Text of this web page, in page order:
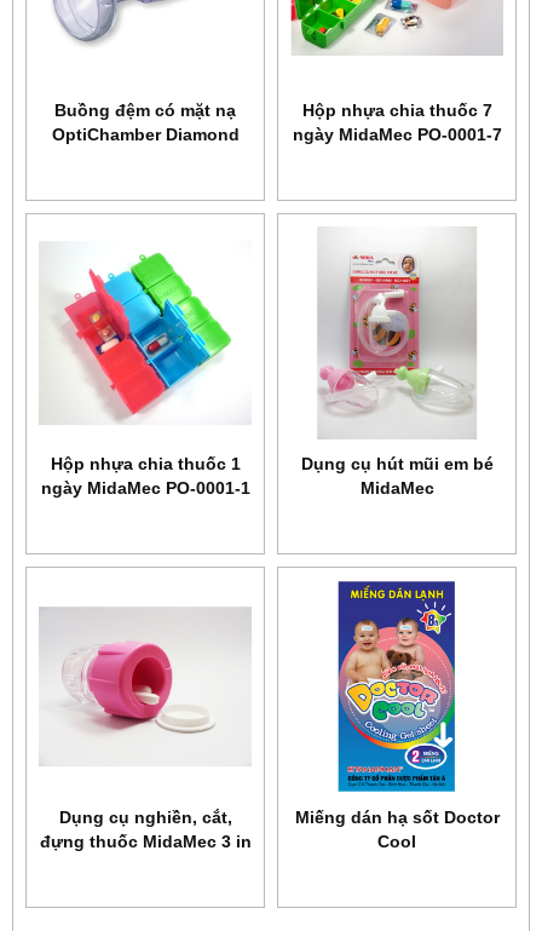
Buồng đệm có mặt nạ
OptiChamber Diamond
Hộp nhựa chia thuốc 7
ngày MidaMec PO-0001-7
Hộp nhựa chia thuốc 1
ngày MidaMec PO-0001-1
Dụng cụ hút mũi em bé
MidaMec
Dụng cụ nghiền, cắt,
đựng thuốc MidaMec 3 in
Miếng dán hạ sốt Doctor
Cool